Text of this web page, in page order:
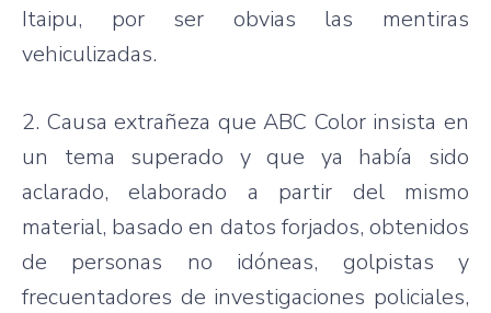
Itaipu, por ser obvias las mentiras
vehiculizadas.
2. Causa extrañeza que ABC Color insista en
un tema superado y que ya había sido
aclarado, elaborado a partir del mismo
material, basado en datos forjados, obtenidos
de personas no idóneas, golpistas y
frecuentadores de investigaciones policiales,